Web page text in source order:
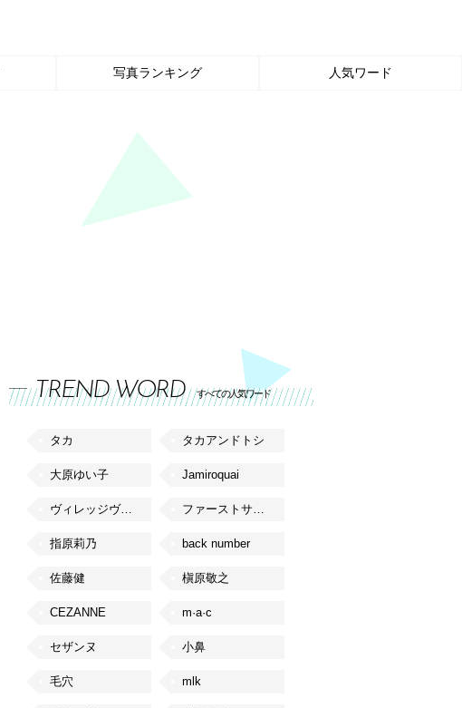
写真ランキング 人気ワード
TREND WORD すべての人気ワード
タカ タカアンドトシ
大原ゆい子 Jamiroquai
ヴィレッジヴァンガード ファーストサマーウイカ
指原莉乃 back number
佐藤健 槇原敬之
CEZANNE m·a·c
セザンヌ 小鼻
毛穴 mlk